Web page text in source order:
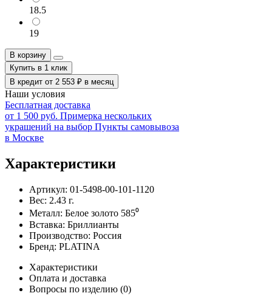
18.5
19
В корзину
Купить в 1 клик
В кредит от 2 553 ₽ в месяц
Наши условия
Бесплатная доставка
от 1 500 руб. Примерка нескольких
украшений на выбор Пункты самовывоза
в Москве
Характеристики
Артикул: 01-5498-00-101-1120
Вес: 2.43 г.
Металл: Белое золото 585⁰
Вставка: Бриллианты
Производство: Россия
Бренд: PLATINA
Характеристики
Оплата и доставка
Вопросы по изделию (0)